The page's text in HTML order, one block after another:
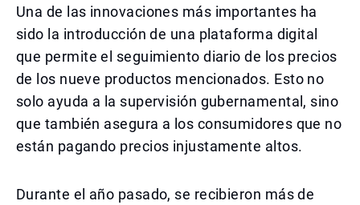
Una de las innovaciones más importantes ha
sido la introducción de una plataforma digital
que permite el seguimiento diario de los precios
de los nueve productos mencionados. Esto no
solo ayuda a la supervisión gubernamental, sino
que también asegura a los consumidores que no
están pagando precios injustamente altos.
Durante el año pasado, se recibieron más de